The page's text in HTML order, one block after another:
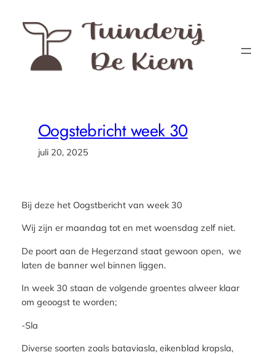
naar
Oogstebricht week 30
juli 20, 2025
Bij deze het Oogstbericht van week 30
Wij zijn er maandag tot en met woensdag zelf niet.
De poort aan de Hegerzand staat gewoon open, we
laten de banner wel binnen liggen.
In week 30 staan de volgende groentes alweer klaar
om geoogst te worden;
-Sla
Diverse soorten zoals bataviasla, eikenblad kropsla,